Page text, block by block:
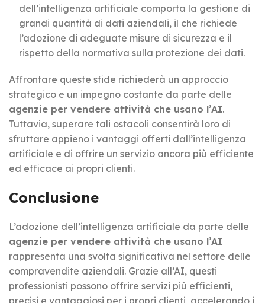
dell’intelligenza artificiale comporta la gestione di
grandi quantità di dati aziendali, il che richiede
l’adozione di adeguate misure di sicurezza e il
rispetto della normativa sulla protezione dei dati.
Affrontare queste sfide richiederà un approccio
strategico e un impegno costante da parte delle
agenzie per vendere attività che usano l’AI.
Tuttavia, superare tali ostacoli consentirà loro di
sfruttare appieno i vantaggi offerti dall’intelligenza
artificiale e di offrire un servizio ancora più efficiente
ed efficace ai propri clienti.
Conclusione
L’adozione dell’intelligenza artificiale da parte delle
agenzie per vendere attività che usano l’AI
rappresenta una svolta significativa nel settore delle
compravendite aziendali. Grazie all’AI, questi
professionisti possono offrire servizi più efficienti,
precisi e vantaggiosi per i propri clienti, accelerando i